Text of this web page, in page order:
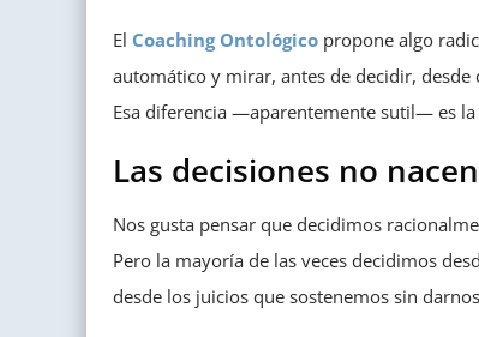
El Coaching Ontológico propone algo
automático y mirar, antes de decidir, desde
Esa diferencia —aparentemente sutil— es
Las decisiones no
Nos gusta pensar que decidimos
Pero la mayoría de las veces decidimos
desde los juicios que sostenemos sin